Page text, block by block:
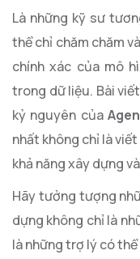
Là những kỹ sư
thể chỉ chăm chăm
chính xác của mô
trong dữ liệu. Bài
kỷ nguyên của
nhất không chỉ là
khả năng xây dựng
Hãy tưởng tượng
dựng không chỉ là
là những trợ lý có